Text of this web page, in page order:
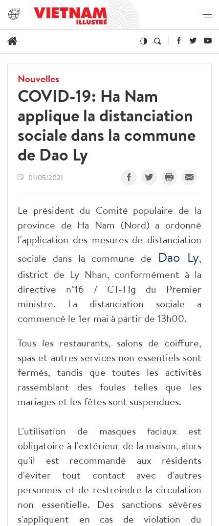
Nouvelles
COVID-19: Ha Nam
applique la distanciation
sociale dans la commune
de Dao Ly
01/05/2021
Le président du Comité populaire de la
province de Ha Nam (Nord) a ordonné
l'application des mesures de distanciation
sociale dans la commune de Dao Ly,
district de Ly Nhan, conformément à la
directive n°16 / CT-TTg du Premier
ministre. La distanciation sociale a
commencé le 1er mai à partir de 13h00.
Tous les restaurants, salons de coiffure,
spas et autres services non essentiels sont
fermés, tandis que toutes les activités
rassemblant des foules telles que les
mariages et les fêtes sont suspendues.
L'utilisation de masques faciaux est
obligatoire à l'extérieur de la maison, alors
qu'il est recommandé aux résidents
d'éviter tout contact avec d'autres
personnes et de restreindre la circulation
non essentielle. Des sanctions sévères
s'appliquent en cas de violation du